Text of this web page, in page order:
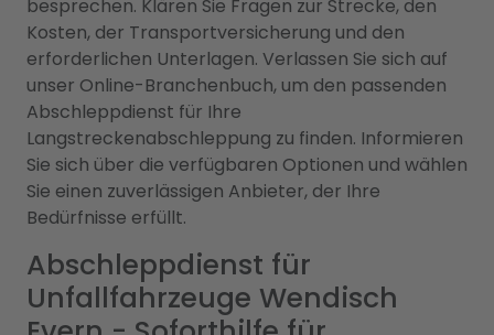
besprechen. Klären Sie Fragen zur Strecke, den
Kosten, der Transportversicherung und den
erforderlichen Unterlagen. Verlassen Sie sich auf
unser Online-Branchenbuch, um den passenden
Abschleppdienst für Ihre
Langstreckenabschleppung zu finden. Informieren
Sie sich über die verfügbaren Optionen und wählen
Sie einen zuverlässigen Anbieter, der Ihre
Bedürfnisse erfüllt.
Abschleppdienst für
Unfallfahrzeuge Wendisch